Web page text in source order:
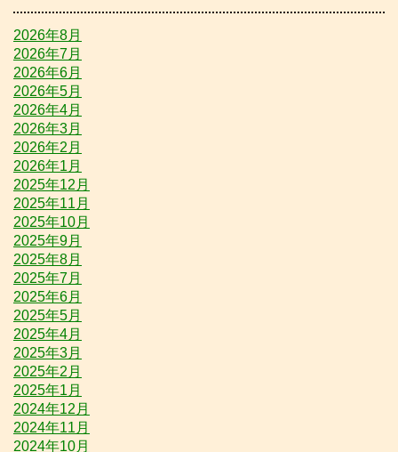
2026年8月
2026年7月
2026年6月
2026年5月
2026年4月
2026年3月
2026年2月
2026年1月
2025年12月
2025年11月
2025年10月
2025年9月
2025年8月
2025年7月
2025年6月
2025年5月
2025年4月
2025年3月
2025年2月
2025年1月
2024年12月
2024年11月
2024年10月